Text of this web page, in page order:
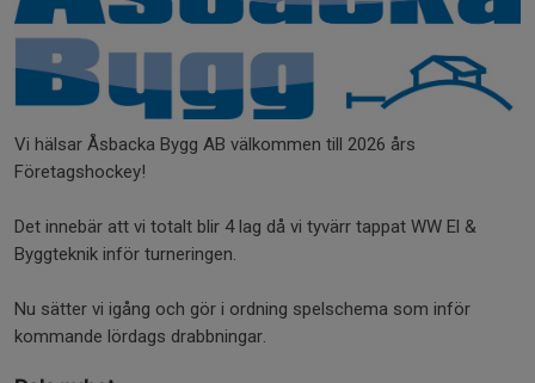
Vi hälsar Åsbacka Bygg AB välkommen till 2026 års
Företagshockey!
Det innebär att vi totalt blir 4 lag då vi tyvärr tappat WW El &
Byggteknik inför turneringen.
Nu sätter vi igång och gör i ordning spelschema som inför
kommande lördags drabbningar.